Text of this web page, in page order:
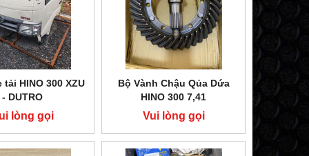
tải HINO 300 XZU
- DUTRO
lòng gọi
Bộ Vành Chậu Qủa Dứa
HINO 300 7,41
Vui lòng gọi